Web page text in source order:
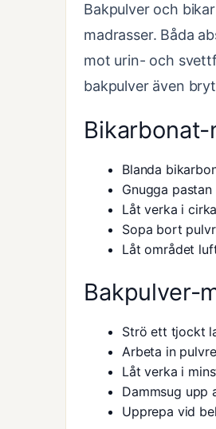
Bakpulver och
madrasser. Båda
mot urin- och
bakpulver även
Blanda
Gnugga
Låt verka i
Sopa bort
Låt området
Bakpulver-
Strö ett tjockt
Arbeta in
Låt verka i
Dammsug upp
Upprepa vid